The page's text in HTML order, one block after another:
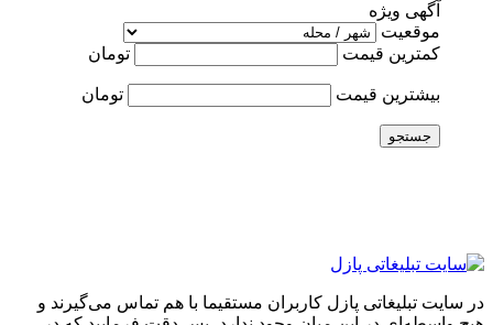
آگهی ویژه
موقعیت
کمترین قیمت
تومان
بیشترین قیمت تومان
جستجو
در سایت تبلیغاتی پازل کاربران مستقیما با هم تماس می‌گیرند و